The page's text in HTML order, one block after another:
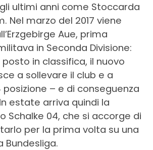
ultimi anni come Stoccarda
Nel marzo del 2017 viene
Aue, prima
in Seconda Divisione:
in classifica, il nuovo
a sollevare il club e a
posizione – e di conseguenza
estate arriva quindi la
Schalke 04, che si accorge di
per la prima volta su una
Bundesliga.